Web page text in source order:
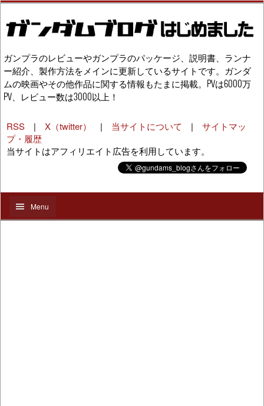
ガンプラのレビューやガンプラのパッケージ、説明書、ランナ
ー紹介、製作方法をメインに更新しているサイトです。ガンダ
ムの映画やその他作品に関する情報もたまに掲載。PVは6000万
PV、レビュー数は3000以上！
RSS | X（twitter） | 当サイトについて | サイトマッ
プ・履歴
当サイトはアフィリエイト広告を利用しています。
Menu